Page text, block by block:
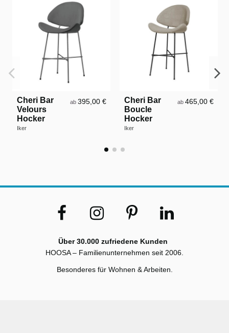
Cheri Bar
Velours
Hocker
Iker
ab 395,00 €
Cheri Bar
Boucle
Hocker
Iker
ab 465,00 €
Über 30.000 zufriedene Kunden
HOOSA – Familienunternehmen seit 2006.
Besonderes für Wohnen & Arbeiten.